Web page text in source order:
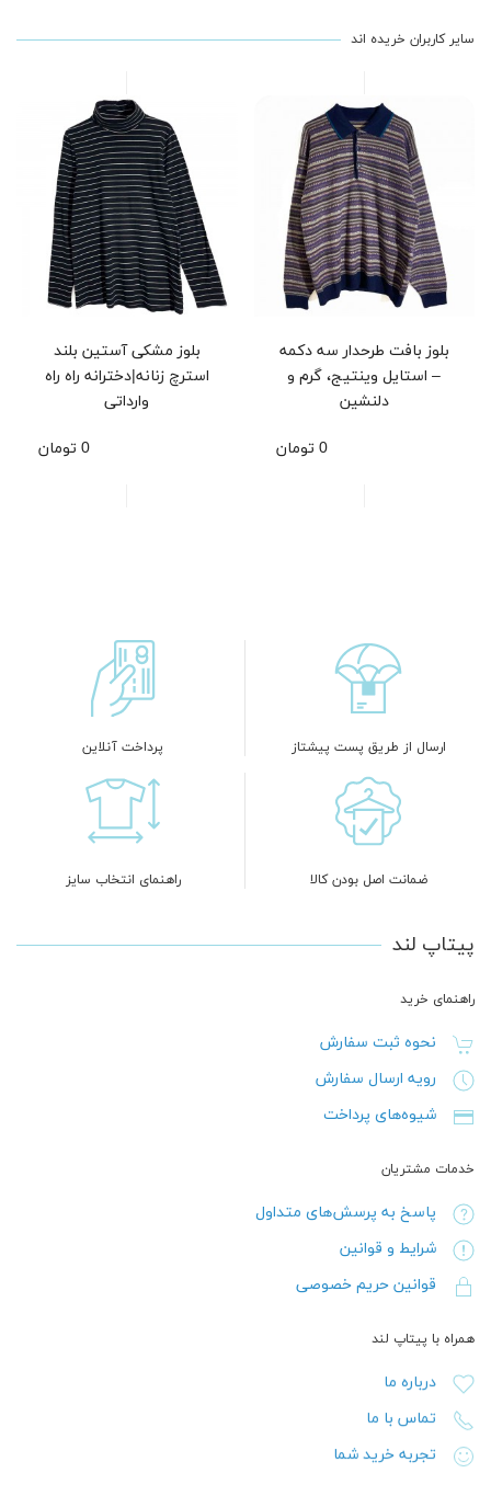
سایر کاربران خریده اند
بلوز بافت طرحدار سه دکمه
– استایل وینتیج، گرم و
دلنشین
0 تومان
بلوز مشکی آستین بلند
استرچ زنانه|دخترانه راه راه
وارداتی
0 تومان
ارسال از طریق پست پیشتاز پرداخت آنلاین
ضمانت اصل بودن کالا راهنمای انتخاب سایز
پیتاپ لند
راهنمای خرید
نحوه ثبت سفارش
رویه ارسال سفارش
شیوه‌های پرداخت
خدمات مشتریان
پاسخ به پرسش‌های متداول
شرایط و قوانین
قوانین حریم خصوصی
همراه با پیتاپ لند
درباره ما
تماس با ما
تجربه خرید شما